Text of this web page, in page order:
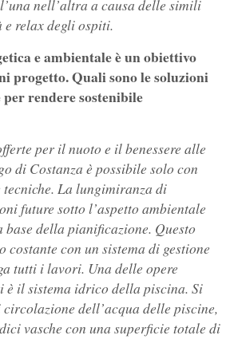
nell’altra a causa delle simili
relax degli ospiti.
e ambientale è un obiettivo
progetto. Quali sono le soluzioni
rendere sostenibile
per il nuoto e il benessere alle
di Costanza è possibile solo con
tecniche. La lungimiranza di
future sotto l’aspetto ambientale
base della pianificazione. Questo
con un sistema di gestione
tutti i lavori. Una delle opere
è il sistema idrico della piscina. Si
dell’acqua delle piscine,
vasche con una superficie totale di